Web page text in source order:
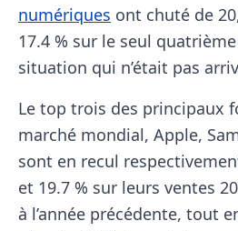
numériques ont chuté de
17.4 % sur le seul
situation qui n’était pas
Le top trois des principaux
marché mondial, Apple,
sont en recul
et 19.7 % sur leurs ventes
à l’année précédente, tout